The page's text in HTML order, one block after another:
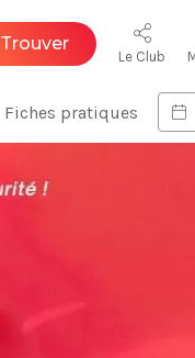
Trouver
Le Club
Fiches pratiques